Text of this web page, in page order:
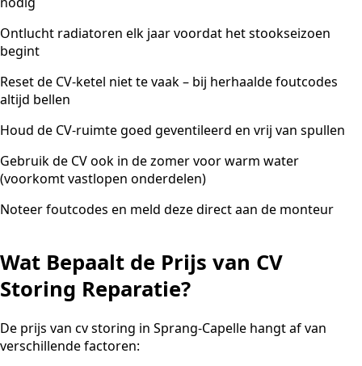
Ontlucht radiatoren elk jaar voordat het stookseizoen
begint
Reset de CV-ketel niet te vaak – bij herhaalde foutcodes
altijd bellen
Houd de CV-ruimte goed geventileerd en vrij van spullen
Gebruik de CV ook in de zomer voor warm water
(voorkomt vastlopen onderdelen)
Noteer foutcodes en meld deze direct aan de monteur
Wat Bepaalt de Prijs van CV
Storing Reparatie?
De prijs van cv storing in Sprang-Capelle hangt af van
verschillende factoren: